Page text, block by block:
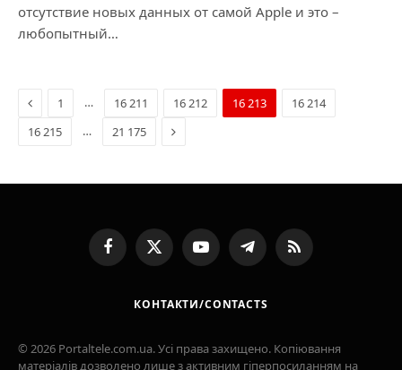
отсутствие новых данных от самой Apple и это –
любопытный…
Previous
1 … 16 211 16 212 16 213
16 214
16 215
… 21 175 Next
FacebookX
(Twitter)
YouTube TelegramRSS
КОНТАКТИ/CONTACTS
© 2026 Portaltele.com.ua. Усі права захищено. Копіювання
матеріалів дозволено лише з активним гіперпосиланням на